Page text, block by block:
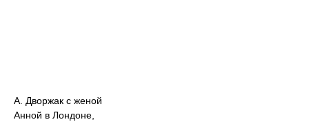
А. Дворжак с женой
Анной в Лондоне,